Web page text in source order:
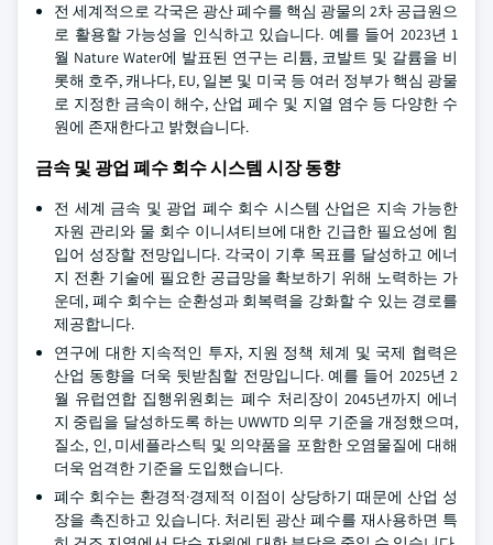
전 세계적으로 각국은 광산 폐수를 핵심 광물의 2차 공급원으
로 활용할 가능성을 인식하고 있습니다. 예를 들어 2023년 1
월 Nature Water에 발표된 연구는 리튬, 코발트 및 갈륨을 비
롯해 호주, 캐나다, EU, 일본 및 미국 등 여러 정부가 핵심 광물
로 지정한 금속이 해수, 산업 폐수 및 지열 염수 등 다양한 수
원에 존재한다고 밝혔습니다.
금속 및 광업 폐수 회수 시스템 시장 동향
전 세계 금속 및 광업 폐수 회수 시스템 산업은 지속 가능한
자원 관리와 물 회수 이니셔티브에 대한 긴급한 필요성에 힘
입어 성장할 전망입니다. 각국이 기후 목표를 달성하고 에너
지 전환 기술에 필요한 공급망을 확보하기 위해 노력하는 가
운데, 폐수 회수는 순환성과 회복력을 강화할 수 있는 경로를
제공합니다.
연구에 대한 지속적인 투자, 지원 정책 체계 및 국제 협력은
산업 동향을 더욱 뒷받침할 전망입니다. 예를 들어 2025년 2
월 유럽연합 집행위원회는 폐수 처리장이 2045년까지 에너
지 중립을 달성하도록 하는 UWWTD 의무 기준을 개정했으며,
질소, 인, 미세플라스틱 및 의약품을 포함한 오염물질에 대해
더욱 엄격한 기준을 도입했습니다.
폐수 회수는 환경적·경제적 이점이 상당하기 때문에 산업 성
장을 촉진하고 있습니다. 처리된 광산 폐수를 재사용하면 특